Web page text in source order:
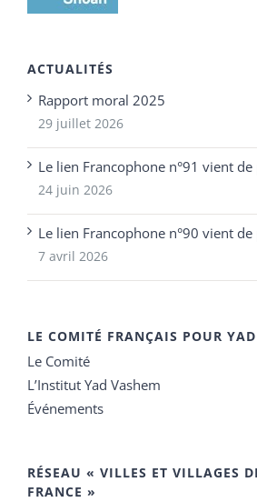
ACTUALITÉS
Rapport moral 2025
29 juillet 2026
Le lien Francophone n°91 vient
24 juin 2026
Le lien Francophone n°90 vient
7 avril 2026
LE COMITÉ FRANÇAIS POUR
Le Comité
L’Institut Yad Vashem
Événements
RÉSEAU « VILLES ET VILLAGES
FRANCE »